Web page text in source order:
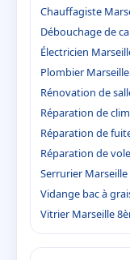
Chauffagiste
Débouchage de
Électricien
Plombier
Rénovation de
Réparation de
Réparation de
Réparation de
Serrurier Marseille
Vidange bac à
Vitrier Marseille